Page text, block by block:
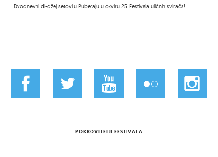
Dvodnevni di-džej setovi u Puberaju u okviru 25. Festivala uličnih svirača!
POKROVITELJI FESTIVALA